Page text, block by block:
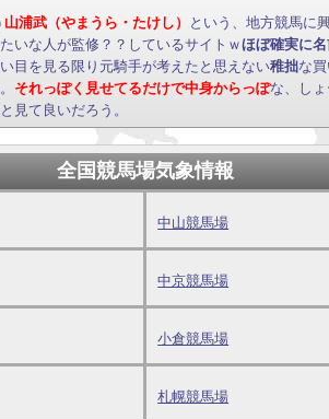
山浦武（やまうら・たけし）
という、地方競馬に
いな人が監修？？しているサイトｗほぼ確実に
目を見る限り元騎手が考えたと思えない稚拙な
それっぽく見せてるだけで中身からっぽな、し
見て良いだろう。
全国競馬場気象情報
中山競馬場
中京競馬場
小倉競馬場
札幌競馬場